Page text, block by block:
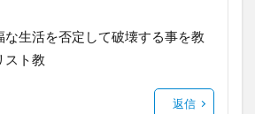
な生活を否定して破壊する事を教
スト教
返信